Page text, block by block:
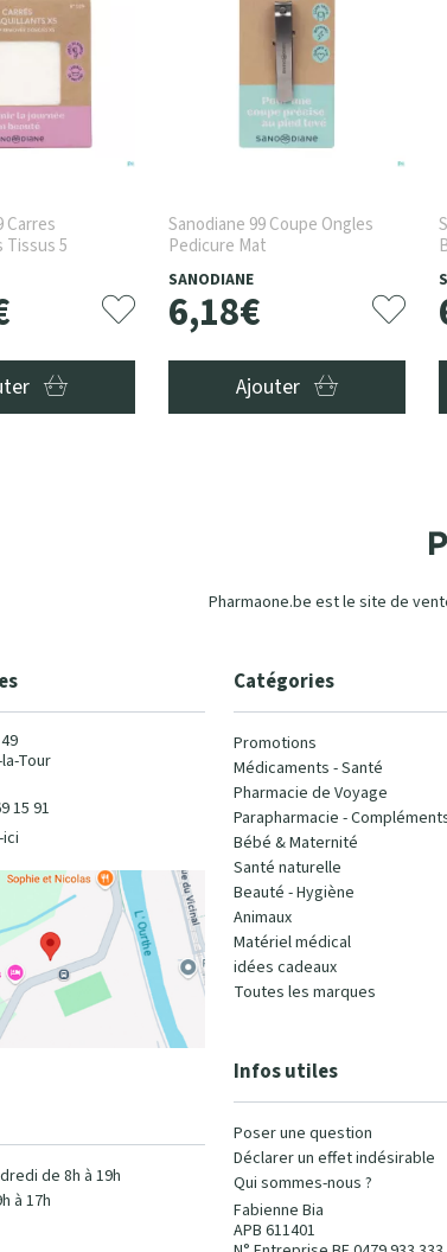
Carres
Tissus 5
Sanodiane 99 Coupe Ongles
Pedicure Mat
SANODIANE
6,18€
Ajouter
Pharmaone.be est le site de
Tour
15 91
de 8h à 19h
à 17h
Catégories
Promotions
Médicaments - Santé
Pharmacie de Voyage
Parapharmacie -
Bébé & Maternité
Santé naturelle
Beauté - Hygiène
Animaux
Matériel médical
idées cadeaux
Toutes les marques
Infos utiles
Poser une question
Déclarer un effet indésirable
Qui sommes-nous ?
Fabienne Bia
APB 611401